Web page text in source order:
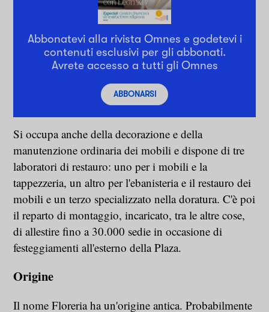
Abbonatevi alla rivista Omnes e godetevi i
contenuti esclusivi per gli abbonati.
Avrete accesso a tutti gli Omnes
ABBONARSI
Si occupa anche della decorazione e della
manutenzione ordinaria dei mobili e dispone di tre
laboratori di restauro: uno per i mobili e la
tappezzeria, un altro per l'ebanisteria e il restauro dei
mobili e un terzo specializzato nella doratura. C'è poi
il reparto di montaggio, incaricato, tra le altre cose,
di allestire fino a 30.000 sedie in occasione di
festeggiamenti all'esterno della Plaza.
Origine
Il nome Floreria ha un'origine antica. Probabilmente